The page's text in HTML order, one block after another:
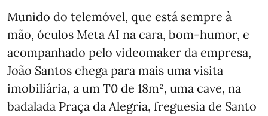
Munido do telemóvel, que está sempre à
mão, óculos Meta AI na cara, bom-humor, e
acompanhado pelo videomaker da empresa,
João Santos chega para mais uma visita
imobiliária, a um T0 de 18m², uma cave, na
badalada Praça da Alegria, freguesia de Santo